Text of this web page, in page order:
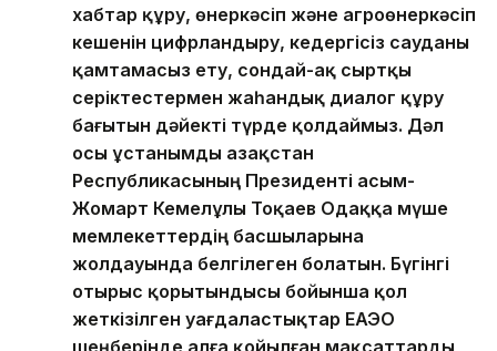
хабтар құру, өнеркәсіп және агроөнеркәсіп
кешенін цифрландыру, кедергісіз сауданы
қамтамасыз ету, сондай-ақ сыртқы
серіктестермен жаһандық диалог құру
бағытын дәйекті түрде қолдаймыз. Дәл
осы ұстанымды Қазақстан
Республикасының Президенті Қасым-
Жомарт Кемелұлы Тоқаев Одаққа мүше
мемлекеттердің басшыларына
жолдауында белгілеген болатын. Бүгінгі
отырыс қорытындысы бойынша қол
жеткізілген уағдаластықтар ЕАЭО